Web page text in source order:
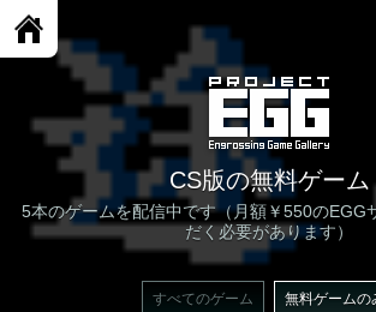
CS版の無料ゲーム
5本のゲームを配信中です（月額￥550のEGG
だく必要があります）
すべてのゲーム 無料ゲームの